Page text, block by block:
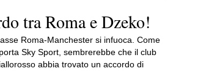
tra Roma e Dzeko!
Roma-Manchester si infuoca. Come
Sky Sport, sembrerebbe che il club
abbia trovato un accordo di